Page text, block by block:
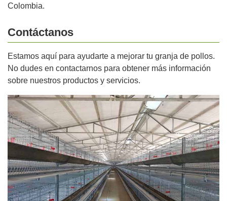
Colombia.
Contáctanos
Estamos aquí para ayudarte a mejorar tu granja de pollos.
No dudes en contactarnos para obtener más información
sobre nuestros productos y servicios.